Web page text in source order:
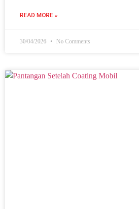
READ MORE »
30/04/2026 No Comments